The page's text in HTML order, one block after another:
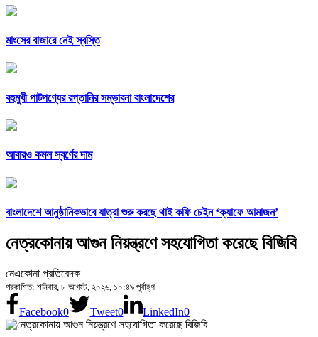
মাংসের বাজারে নেই স্বস্তি
বহুমুখী পাটপণ্যের রপ্তানির সম্ভাবনা বাংলাদেশের
আবারও কমল স্বর্ণের দাম
বাংলাদেশে আনুষ্ঠানিকভাবে যাত্রা শুরু করছে থাই কফি চেইন ‘ক্যাফে আমাজন’
নেত্রকোনায় আগুন নিয়ন্ত্রণে সহযোগিতা করেছে বিজিবি
নেএকোনা প্রতিবেদক
প্রকাশিত: শনিবার, ৮ আগস্ট, ২০২৬, ১০:৪৯ পূর্বাহ্ণ
Facebook0 Tweet0 LinkedIn0